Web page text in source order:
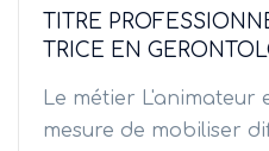
TITRE
TRICE EN
Le métier L'animateur
mesure de mobiliser